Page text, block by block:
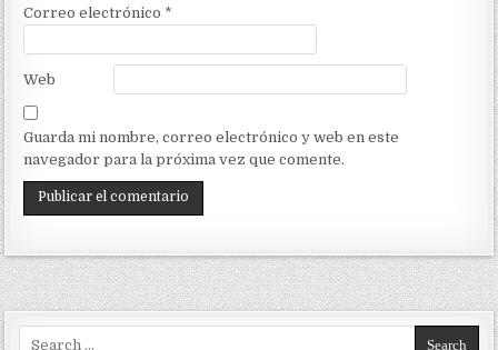
Correo electrónico *
Web
Guarda mi nombre, correo electrónico y web en este
navegador para la próxima vez que comente.
Search for: